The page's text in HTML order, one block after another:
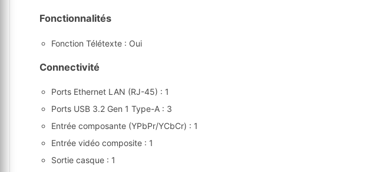
Fonctionnalités
Fonction Télétexte : Oui
Connectivité
Ports Ethernet LAN (RJ-45) : 1
Ports USB 3.2 Gen 1 Type-A : 3
Entrée composante (YPbPr/YCbCr) : 1
Entrée vidéo composite : 1
Sortie casque : 1